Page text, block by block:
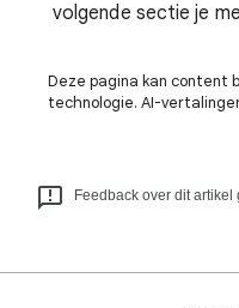
volgende sectie je
Deze pagina kan content
technologie. AI-
Feedback over dit artikel